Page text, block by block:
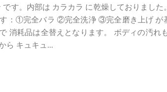
す。内部は カラカラ に乾燥しておりまし
：①完全バラ ②完全洗浄 ③完全磨き上げ が
消耗品は全替えとなります。 ボディの汚れ
ら キュキュ...